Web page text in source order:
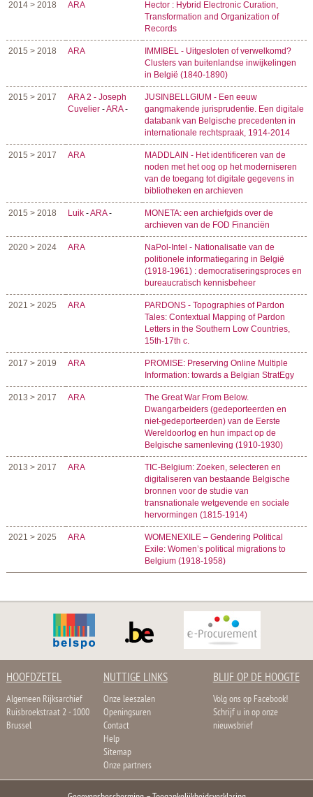
2014 > 2018 ARA
Hector : Hybrid Electronic Curation,
Transformation and Organization of
Records
2015 > 2018 ARA
IMMIBEL - Uitgesloten of verwelkomd?
Clusters van buitenlandse inwijkelingen
in België (1840-1890)
2015 > 2017
ARA 2 - Joseph
Cuvelier -ARA-
JUSINBELLGIUM - Een eeuw
gangmakende jurisprudentie. Een digitale
databank van Belgische precedenten in
internationale rechtspraak, 1914-2014
2015 > 2017 ARA
MADDLAIN - Het identificeren van de
noden met het oog op het moderniseren
van de toegang tot digitale gegevens in
bibliotheken en archieven
2015 > 2018 Luik -ARA-
MONETA: een archiefgids over de
archieven van de FOD Financiën
2020 > 2024 ARA
NaPol-Intel - Nationalisatie van de
politionele informatiegaring in België
(1918-1961) : democratiseringsproces en
bureaucratisch kennisbeheer
2021 > 2025 ARA
PARDONS - Topographies of Pardon
Tales: Contextual Mapping of Pardon
Letters in the Southern Low Countries,
15th-17th c.
2017 > 2019 ARA
PROMISE: Preserving Online Multiple
Information: towards a Belgian StratEgy
2013 > 2017 ARA
The Great War From Below.
Dwangarbeiders (gedeporteerden en
niet-gedeporteerden) van de Eerste
Wereldoorlog en hun impact op de
Belgische samenleving (1910-1930)
2013 > 2017 ARA
TIC-Belgium: Zoeken, selecteren en
digitaliseren van bestaande Belgische
bronnen voor de studie van
transnationale wetgevende en sociale
hervormingen (1815-1914)
2021 > 2025 ARA
WOMENEXILE – Gendering Political
Exile: Women’s political migrations to
Belgium (1918-1958)
HOOFDZETEL
Algemeen Rijksarchief
Ruisbroekstraat 2 - 1000
Brussel
NUTTIGE LINKS
Onze leeszalen
Openingsuren
Contact
Help
Sitemap
Onze partners
BLIJF OP DE HOOGTE
Volg ons op Facebook!
Schrijf u in op onze
nieuwsbrief